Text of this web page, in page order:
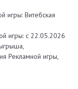
игры: Витебская
игры: с 22.05.2026
Рекламной игры,